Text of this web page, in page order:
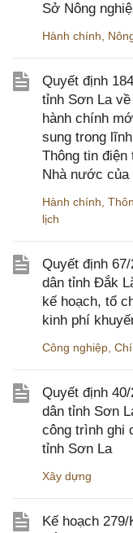
Sở Nông
Hành chính
Quyết định
tỉnh Sơn La
hành chính
sung trong
Thông tin
Nhà nước của
Hành chính
lịch
Quyết định
dân tỉnh Đắk
kế hoạch, tổ
kinh phí
Công nghiệp
Quyết định
dân tỉnh Sơn
công trình ghi
tỉnh Sơn La
Xây dựng
Kế hoạch